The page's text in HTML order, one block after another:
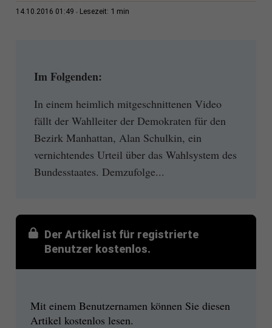
14.10.2016 01:49 Lesezeit: 1 min
Im Folgenden:
In einem heimlich mitgeschnittenen Video
fällt der Wahlleiter der Demokraten für den
Bezirk Manhattan, Alan Schulkin, ein
vernichtendes Urteil über das Wahlsystem des
Bundesstaates. Demzufolge...
Der Artikel ist für registrierte
Benutzer kostenlos.
Mit einem Benutzernamen können Sie diesen
Artikel kostenlos lesen.